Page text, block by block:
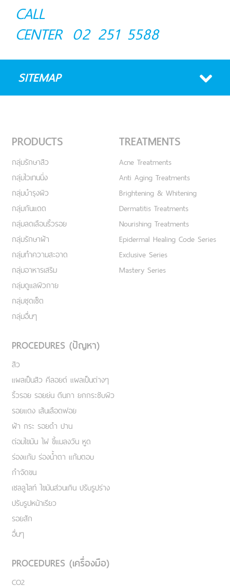
CALL
CENTER 02 251 5588
SITEMAP
PRODUCTS
กลุ่มรักษาสิว
กลุ่มไวเทนนิ่ง
กลุ่มบำรุงผิว
กลุ่มกันแดด
กลุ่มลดเลือนริ้วรอย
กลุ่มรักษาฝ้า
กลุ่มทำความสะอาด
กลุ่มอาหารเสริม
กลุ่มดูแลผิวกาย
กลุ่มชุดเซ็ต
กลุ่มอื่นๆ
TREATMENTS
Acne Treatments
Anti Aging Treatments
Brightening & Whitening
Dermatitis Treatments
Nourishing Treatments
Epidermal Healing Code Series
Exclusive Series
Mastery Series
PROCEDURES (ปัญหา)
สิว
แผลเป็นสิว คีลอยด์ แผลเป็นต่างๆ
ริ้วรอย รอยย่น ตีนกา ยกกระชับผิว
รอยแดง เส้นเลือดฟอย
ฝ้า กระ รอยดำ ปาน
ต่อมไขมัน ไฝ ขี้แมลงวัน หูด
ร่องแก้ม ร่องน้ำตา แก้มตอบ
กำจัดขน
เชลลูไลท์ ไขมันส่วนเกิน ปรับรูปร่าง
ปรับรูปหน้าเรียว
รอยสัก
อื่นๆ
PROCEDURES (เครื่องมือ)
CO2